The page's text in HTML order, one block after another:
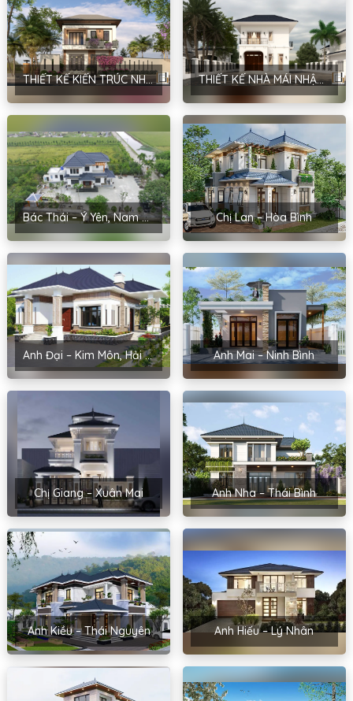
THIẾT KẾ KIẾN TRÚC NHÀ MÁI NHẬT PHONG CÁCH HIỆN ĐẠI TẠI HÀ NỘI – ANH MẠNH THIẾT KẾ NHÀ MÁI NHẬT PHONG CÁCH HIỆN ĐẠI TẠI HÀ NỘI – ANH ĐINH
Bác Thái – Ý Yên, Nam Định Chị Lan – Hòa Bình
Anh Đại – Kim Môn, Hải Dương Anh Mai – Ninh Bình
Chị Giang – Xuân Mai Anh Nha – Thái Bình
Anh Kiều – Thái Nguyên Anh Hiếu – Lý Nhân